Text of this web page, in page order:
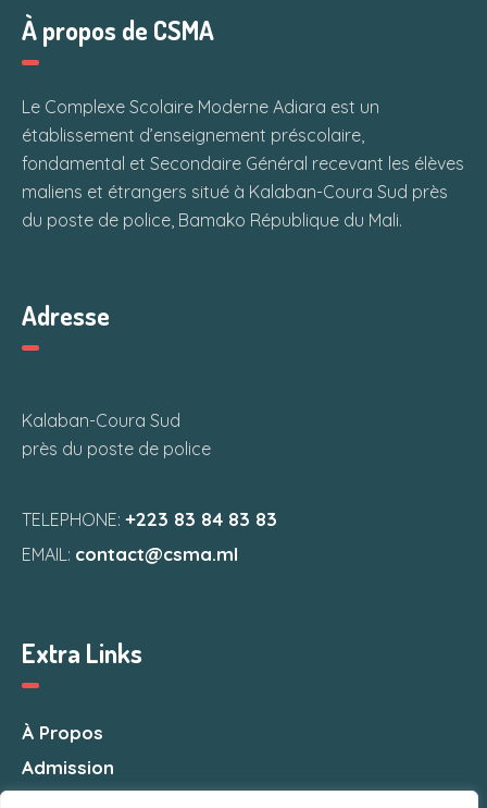
À propos de CSMA
Le Complexe Scolaire Moderne Adiara est un
établissement d’enseignement préscolaire,
fondamental et Secondaire Général recevant les élèves
maliens et étrangers situé à Kalaban-Coura Sud près
du poste de police, Bamako République du Mali.
Adresse
Kalaban-Coura Sud
près du poste de police
TELEPHONE:+223 83 84 83 83
EMAIL: contact@csma.ml
Extra Links
À Propos
Admission